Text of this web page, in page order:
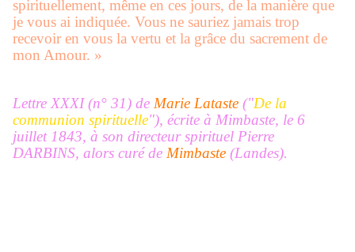
spirituellement, même en ces jours, de la manière que
je vous ai indiquée. Vous ne sauriez jamais trop
recevoir en vous la vertu et la grâce du sacrement de
mon Amour. »
Lettre XXXI (n° 31) de Marie Lataste ("De la
communion spirituelle"), écrite à Mimbaste, le 6
juillet 1843, à son directeur spirituel Pierre
DARBINS, alors curé de Mimbaste (Landes).